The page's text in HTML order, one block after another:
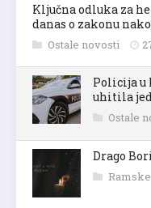
Ključna odluka za
danas o zakonu
Ostale novosti
Policija u
uhitila
Ostale
Drago